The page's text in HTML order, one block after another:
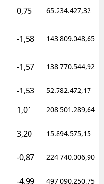
Kahramanmaraş
Muş
Nevşehir
Niğde
Ordu
0,75 65.234.427,32
-1,58 143.809.048,65
-1,57 138.770.544,92
-1,53 52.782.472,17
1,01 208.501.289,64
3,20 15.894.575,15
-0,87 224.740.006,90
-4,99 497.090.250,75